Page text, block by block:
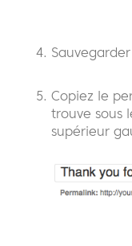
Copiez le
trouve sous
supérieur